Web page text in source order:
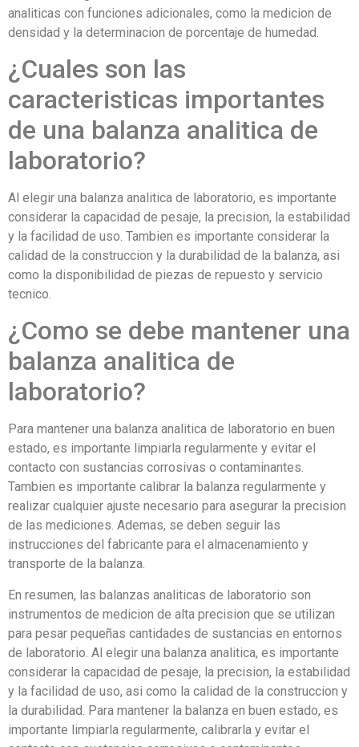
analiticas con funciones adicionales, como la medicion de
densidad y la determinacion de porcentaje de humedad.
¿Cuales son las
caracteristicas importantes
de una balanza analitica de
laboratorio?
Al elegir una balanza analitica de laboratorio, es importante
considerar la capacidad de pesaje, la precision, la estabilidad
y la facilidad de uso. Tambien es importante considerar la
calidad de la construccion y la durabilidad de la balanza, asi
como la disponibilidad de piezas de repuesto y servicio
tecnico.
¿Como se debe mantener una
balanza analitica de
laboratorio?
Para mantener una balanza analitica de laboratorio en buen
estado, es importante limpiarla regularmente y evitar el
contacto con sustancias corrosivas o contaminantes.
Tambien es importante calibrar la balanza regularmente y
realizar cualquier ajuste necesario para asegurar la precision
de las mediciones. Ademas, se deben seguir las
instrucciones del fabricante para el almacenamiento y
transporte de la balanza.
En resumen, las balanzas analiticas de laboratorio son
instrumentos de medicion de alta precision que se utilizan
para pesar pequeñas cantidades de sustancias en entornos
de laboratorio. Al elegir una balanza analitica, es importante
considerar la capacidad de pesaje, la precision, la estabilidad
y la facilidad de uso, asi como la calidad de la construccion y
la durabilidad. Para mantener la balanza en buen estado, es
importante limpiarla regularmente, calibrarla y evitar el